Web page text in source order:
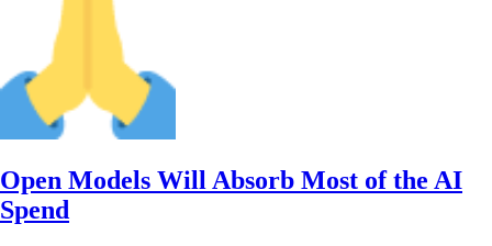
Open Models Will Absorb Most of the AI
Spend